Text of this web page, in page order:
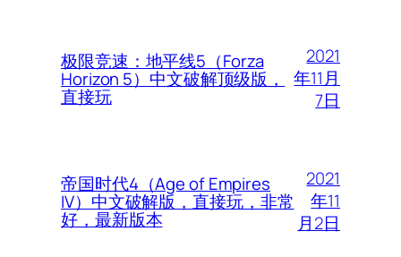
极限竞速：地平线5（Forza
Horizon 5）中文破解顶级版，
直接玩
2021
年11月
7日
帝国时代4（Age of Empires
IV）中文破解版，直接玩，非常
好，最新版本
2021
年11
月2日